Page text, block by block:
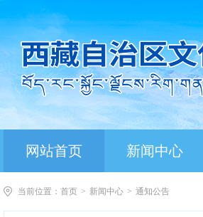
网站首页 新闻中心
当前位置： 首页 > 新闻中心 > 通知公告